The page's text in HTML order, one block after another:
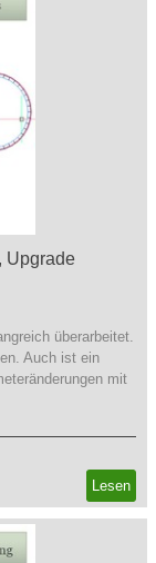
Upgrade
überarbeitet.
Auch ist ein
mit
Lesen